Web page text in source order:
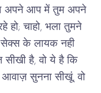
अपने आप में तुम अपने
हो; चाहो, भला तुमने
सेक्स के लायक नही
है, वो ये है कि
आवाज़ सुनना सीखूं, वो